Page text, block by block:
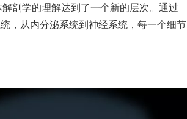
剖学的理解达到了一个新的层次。通过
，从内分泌系统到神经系统，每一个细节